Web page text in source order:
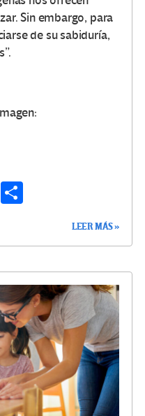
Sin embargo, para
de su sabiduría,
E
ar
tir
LEER MÁS »